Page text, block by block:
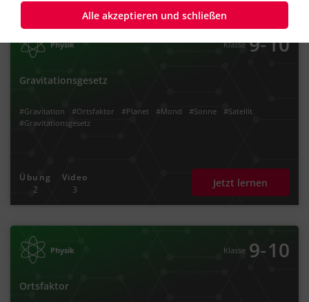
Physik Klasse 9‐10
Gravitationsgesetz
#Gravitation #Ortsfaktor #Planet #Mond #Sonne
#Satellit
#Gravitationsgesetz
Übung
2
Video
3
Jetzt lernen
Physik Klasse 9‐10
Ortsfaktor
Alle akzeptieren und schließen